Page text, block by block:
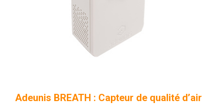
Adeunis BREATH : Capteur de qualité d’air